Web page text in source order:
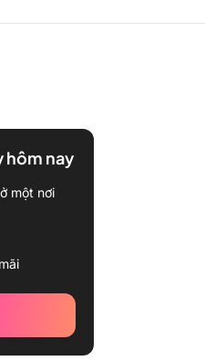
hôm nay
một nơi